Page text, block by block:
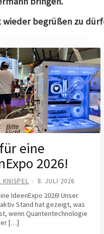
wieder begrüßen zu
eine
2026!
KNISPEL 8. JULI 2026
IdeenExpo 2026! Unser
Stand hat gezeigt, was
wenn Quantentechnologie
[…]